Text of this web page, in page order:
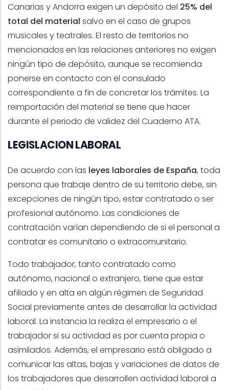
Canarias y Andorra exigen un depósito del 25% del
total del material salvo en el caso de grupos
musicales y teatrales. El resto de territorios no
mencionados en las relaciones anteriores no exigen
ningún tipo de depósito, aunque se recomienda
ponerse en contacto con el consulado
correspondiente a fin de concretar los trámites. La
reimportación del material se tiene que hacer
durante el periodo de validez del Cuaderno ATA.
LEGISLACION LABORAL
De acuerdo con las leyes laborales de España, toda
persona que trabaje dentro de su territorio debe, sin
excepciones de ningún tipo, estar contratado o ser
profesional autónomo. Las condiciones de
contratación varían dependiendo de si el personal a
contratar es comunitario o extracomunitario.
Todo trabajador, tanto contratado como
autónomo, nacional o extranjero, tiene que estar
afiliado y en alta en algún régimen de Seguridad
Social previamente antes de desarrollar la actividad
laboral. La instancia la realiza el empresario o el
trabajador si su actividad es por cuenta propia o
asimilados. Además, el empresario está obligado a
comunicar las altas, bajas y variaciones de datos de
los trabajadores que desarrollen actividad laboral a